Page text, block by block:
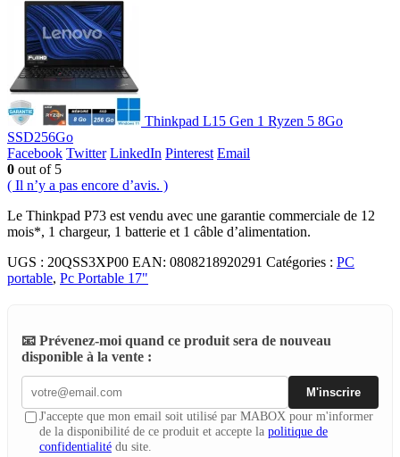
Thinkpad L15 Gen 1 Ryzen 5 8Go
SSD256Go
Facebook Twitter LinkedIn Pinterest Email
0 out of 5
( Il n’y a pas encore d’avis. )
Le Thinkpad P73 est vendu avec une garantie commerciale de 12
mois*, 1 chargeur, 1 batterie et 1 câble d’alimentation.
UGS : 20QSS3XP00 EAN: 0808218920291 Catégories : PC
portable, Pc Portable 17"
📧 Prévenez-moi quand ce produit sera de nouveau
disponible à la vente :
M'inscrire
J'accepte que mon email soit utilisé par MABOX pour m'informer
de la disponibilité de ce produit et accepte la politique de
confidentialité du site.